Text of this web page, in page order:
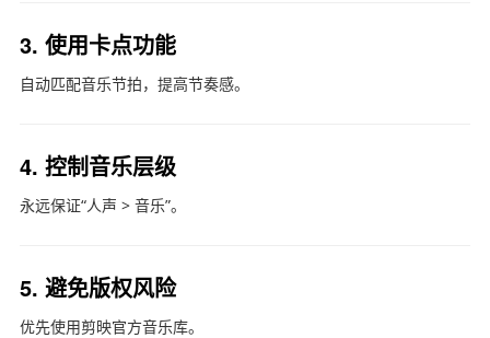
3. 使用卡点功能
自动匹配音乐节拍，提高节奏感。
4. 控制音乐层级
永远保证“人声 > 音乐”。
5. 避免版权风险
优先使用剪映官方音乐库。